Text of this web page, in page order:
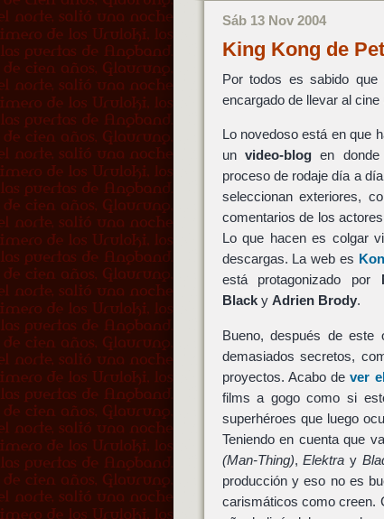
Sáb 13 Nov 2004
King Kong de
Por todos es sabido
encargado de llevar al
Lo novedoso está en que
un video-blogen donde
proceso de rodaje día a
seleccionan exteriores,
comentarios de los
Lo que hacen es colgar
descargas. La web es
está protagonizado por
Blacky Adrien Brody.
Bueno, después de este
demasiados secretos,
proyectos. Acabo dever
films a gogo como si
superhéroes que luego
Teniendo en cuenta que
(Man-Thing),Elektra y
producción y eso no es
carismáticos como creen.